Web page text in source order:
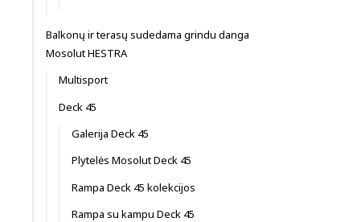
Balkonų ir terasų sudedama grindu danga
Mosolut HESTRA
Multisport
Deck 45
Galerija Deck 45
Plytelės Mosolut Deck 45
Rampa Deck 45 kolekcijos
Rampa su kampu Deck 45